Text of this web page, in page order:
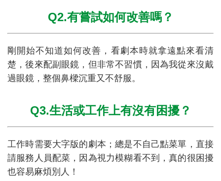
Q2.有嘗試如何改善嗎？
剛開始不知道如何改善，看劇本時就拿遠點來看清
楚，後來配副眼鏡，但非常不習慣，因為我從來沒戴
過眼鏡，整個鼻樑沉重又不舒服。
Q3.生活或工作上有沒有困擾？
工作時需要大字版的劇本；總是不自己點菜單，直接
請服務人員配菜，因為視力模糊看不到，真的很困擾
也容易麻煩別人！